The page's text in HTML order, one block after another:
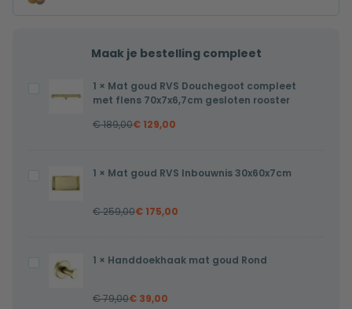
Maak je bestelling compleet
compleet
met
rooster
1 × Mat goud RVS Douchegoot compleet
met flens 70x7x6,7cm gesloten rooster
€189,00€ 129,00
Mat
goud
30x60x7cm
1 × Mat goud RVS Inbouwnis 30x60x7cm
€259,00€ 175,00
Handdoekhaak
mat
1 × Handdoekhaak mat goud Rond
€79,00€ 39,00